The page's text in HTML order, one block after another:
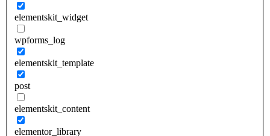
elementskit_widget
wpforms_log
elementskit_template
post
elementskit_content
elementor_library